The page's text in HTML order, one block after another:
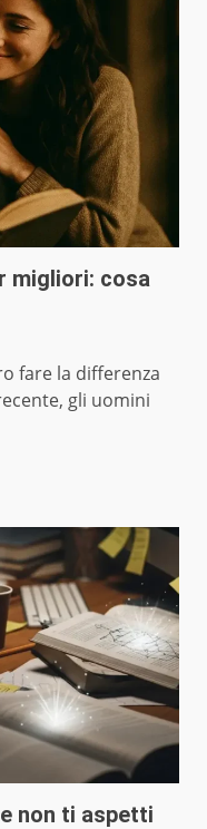
migliori: cosa
fare la differenza
gli uomini
non ti aspetti